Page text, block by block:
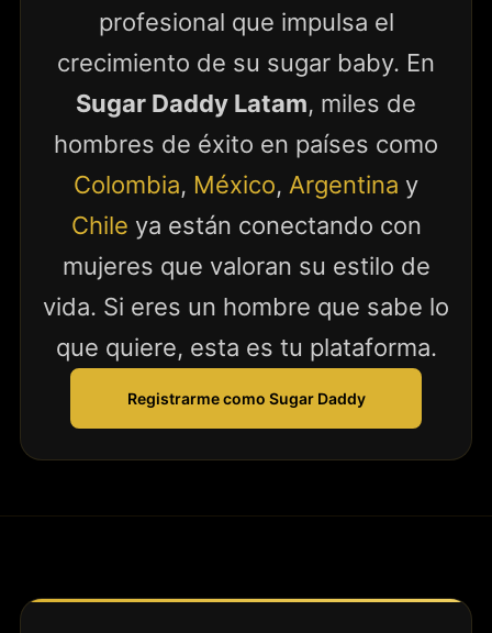
profesional que impulsa el
crecimiento de su sugar baby. En
Sugar Daddy Latam, miles de
hombres de éxito en países como
Colombia, México, Argentina y
Chile ya están conectando con
mujeres que valoran su estilo de
vida. Si eres un hombre que sabe lo
que quiere, esta es tu plataforma.
Registrarme como Sugar Daddy